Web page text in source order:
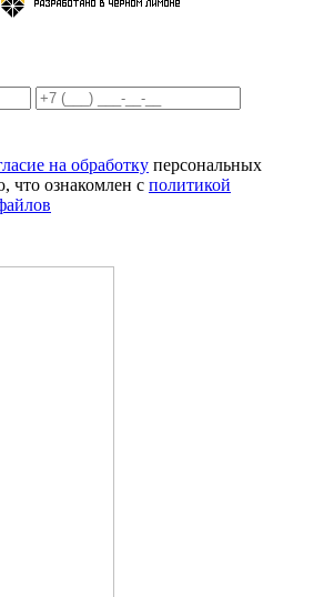
на обработку персональных
что ознакомлен с политикой